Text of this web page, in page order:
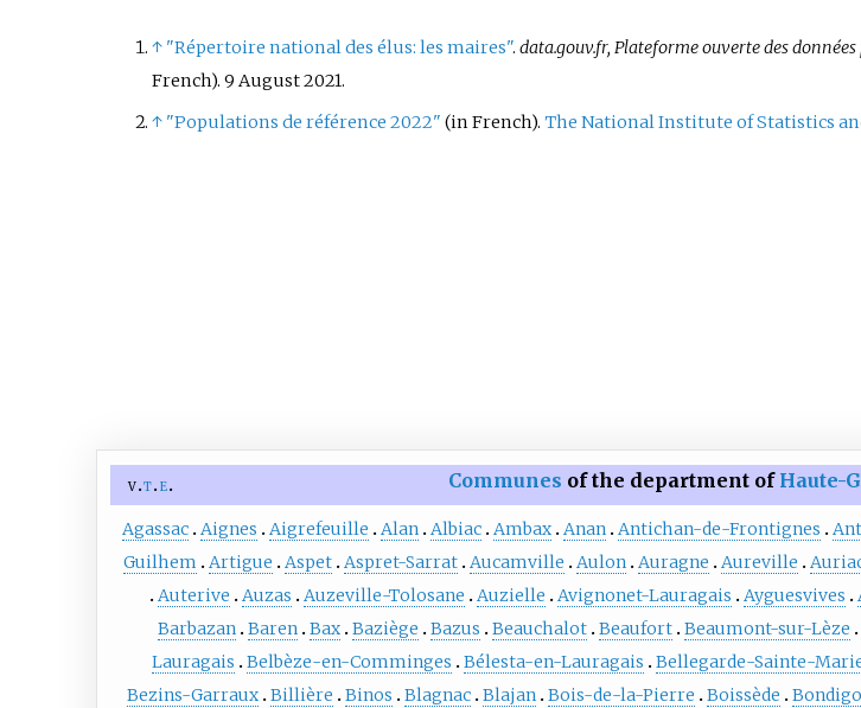
↑ "Répertoire national des élus: les maires". data.gouv.fr, Plateforme ouverte des
French). 9 August 2021.
↑ "Populations de référence 2022" (in French). The National Institute of Statistics
v t e Communes of the department of Haute-
Agassac Aignes Aigrefeuille Alan Albiac Ambax Anan Antichan-de-Frontignes
Guilhem
Artigue Aspet Aspret-Sarrat Aucamville Aulon Auragne Aureville
Auterive
Auzas Auzeville-Tolosane Auzielle Avignonet-Lauragais Ayguesvives
Barbazan Baren Bax Baziège Bazus Beauchalot Beaufort Beaumont-sur-Lèze
Lauragais
Belbèze-en-Comminges Bélesta-en-Lauragais Bellegarde-Sainte-
Bezins-Garraux Billière Binos Blagnac Blajan Bois-de-la-Pierre Boissède